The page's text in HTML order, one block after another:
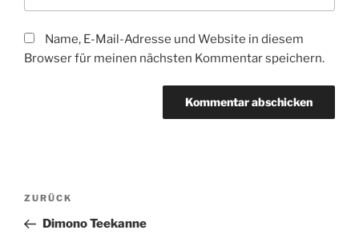
Name, E-Mail-Adresse und Website in diesem
Browser für meinen nächsten Kommentar speichern.
Beitragsnavigation
Vorheriger
Beitrag
ZURÜCK
Dimono Teekanne